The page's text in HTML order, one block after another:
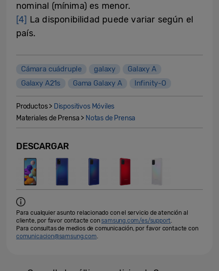
nominal (mínima) es menor.
[4] La disponibilidad puede variar según el
país.
Cámara cuádruple galaxy
Galaxy A
Galaxy A21s
Gama Galaxy A Infinity-O
Productos > Dispositivos Móviles
Materiales de Prensa > Notas de Prensa
DESCARGAR
Para cualquier asunto relacionado con el servicio de atención al
cliente, por favor contacte consamsung.com/es/support.
Para consultas de medios de comunicación, por favor contacte con
comunicacion@samsung.com.